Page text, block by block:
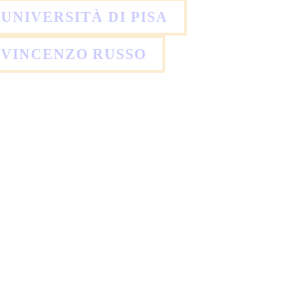
UNIVERSITÀ DI PISA
VINCENZO RUSSO